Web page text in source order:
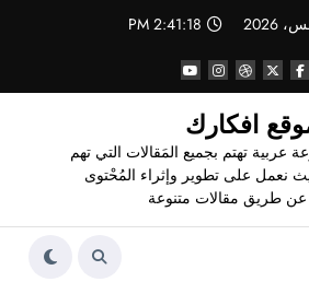
2:41:19 PM
افكارك
تهتم بجميع المَقالات التي تهم
نعمل على تطوير وإثراء المُحْتوى
عن طريق مقالات متنوعة